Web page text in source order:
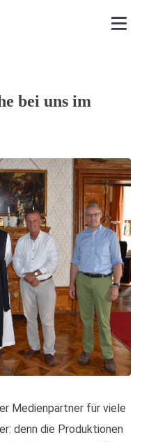
bei uns im
Medienpartner für viele
denn die Produktionen